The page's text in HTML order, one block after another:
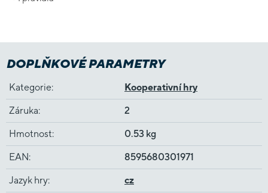
DOPLŇKOVÉ PARAMETRY
Kategorie: Kooperativní hry
Záruka: 2
Hmotnost: 0.53 kg
EAN: 8595680301971
Jazyk hry: cz